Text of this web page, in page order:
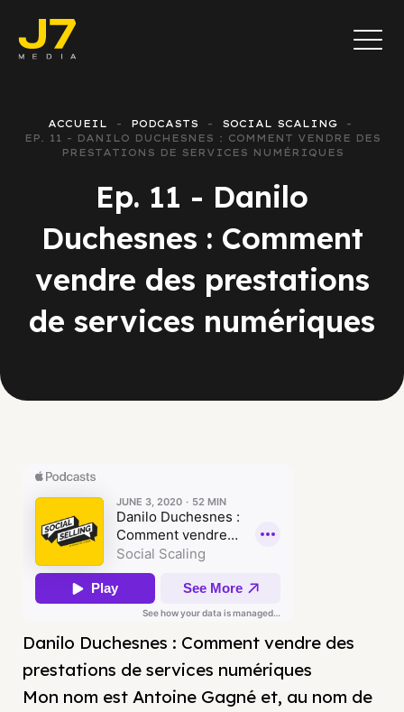
ACCUEIL PODCASTS
SOCIAL SCALING
EP. 11 - DANILO DUCHESNES : COMMENT VENDRE DES
PRESTATIONS DE SERVICES NUMÉRIQUES
Ep. 11 - Danilo
Duchesnes : Comment
vendre des prestations
de services numériques
Danilo Duchesnes : Comment vendre des
prestations de services numériques
Mon nom est Antoine Gagné et, au nom de